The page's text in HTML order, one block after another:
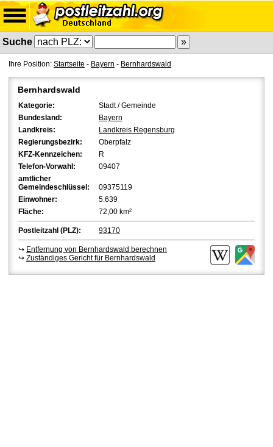
Suche
Ihre Position: Startseite - Bayern - Bernhardswald
Bernhardswald
Kategorie:
Stadt / Gemeinde
Bundesland:
Bayern
Landkreis:
Landkreis Regensburg
Regierungsbezirk:
Oberpfalz
KFZ-Kennzeichen:
R
Telefon-Vorwahl:
09407
amtlicher
Gemeindeschlüssel:
09375119
Einwohner:
5.639
Fläche:
72,00 km²
Postleitzahl (PLZ): 93170
↪ Entfernung von Bernhardswald berechnen
↪ Zuständiges Gericht für Bernhardswald